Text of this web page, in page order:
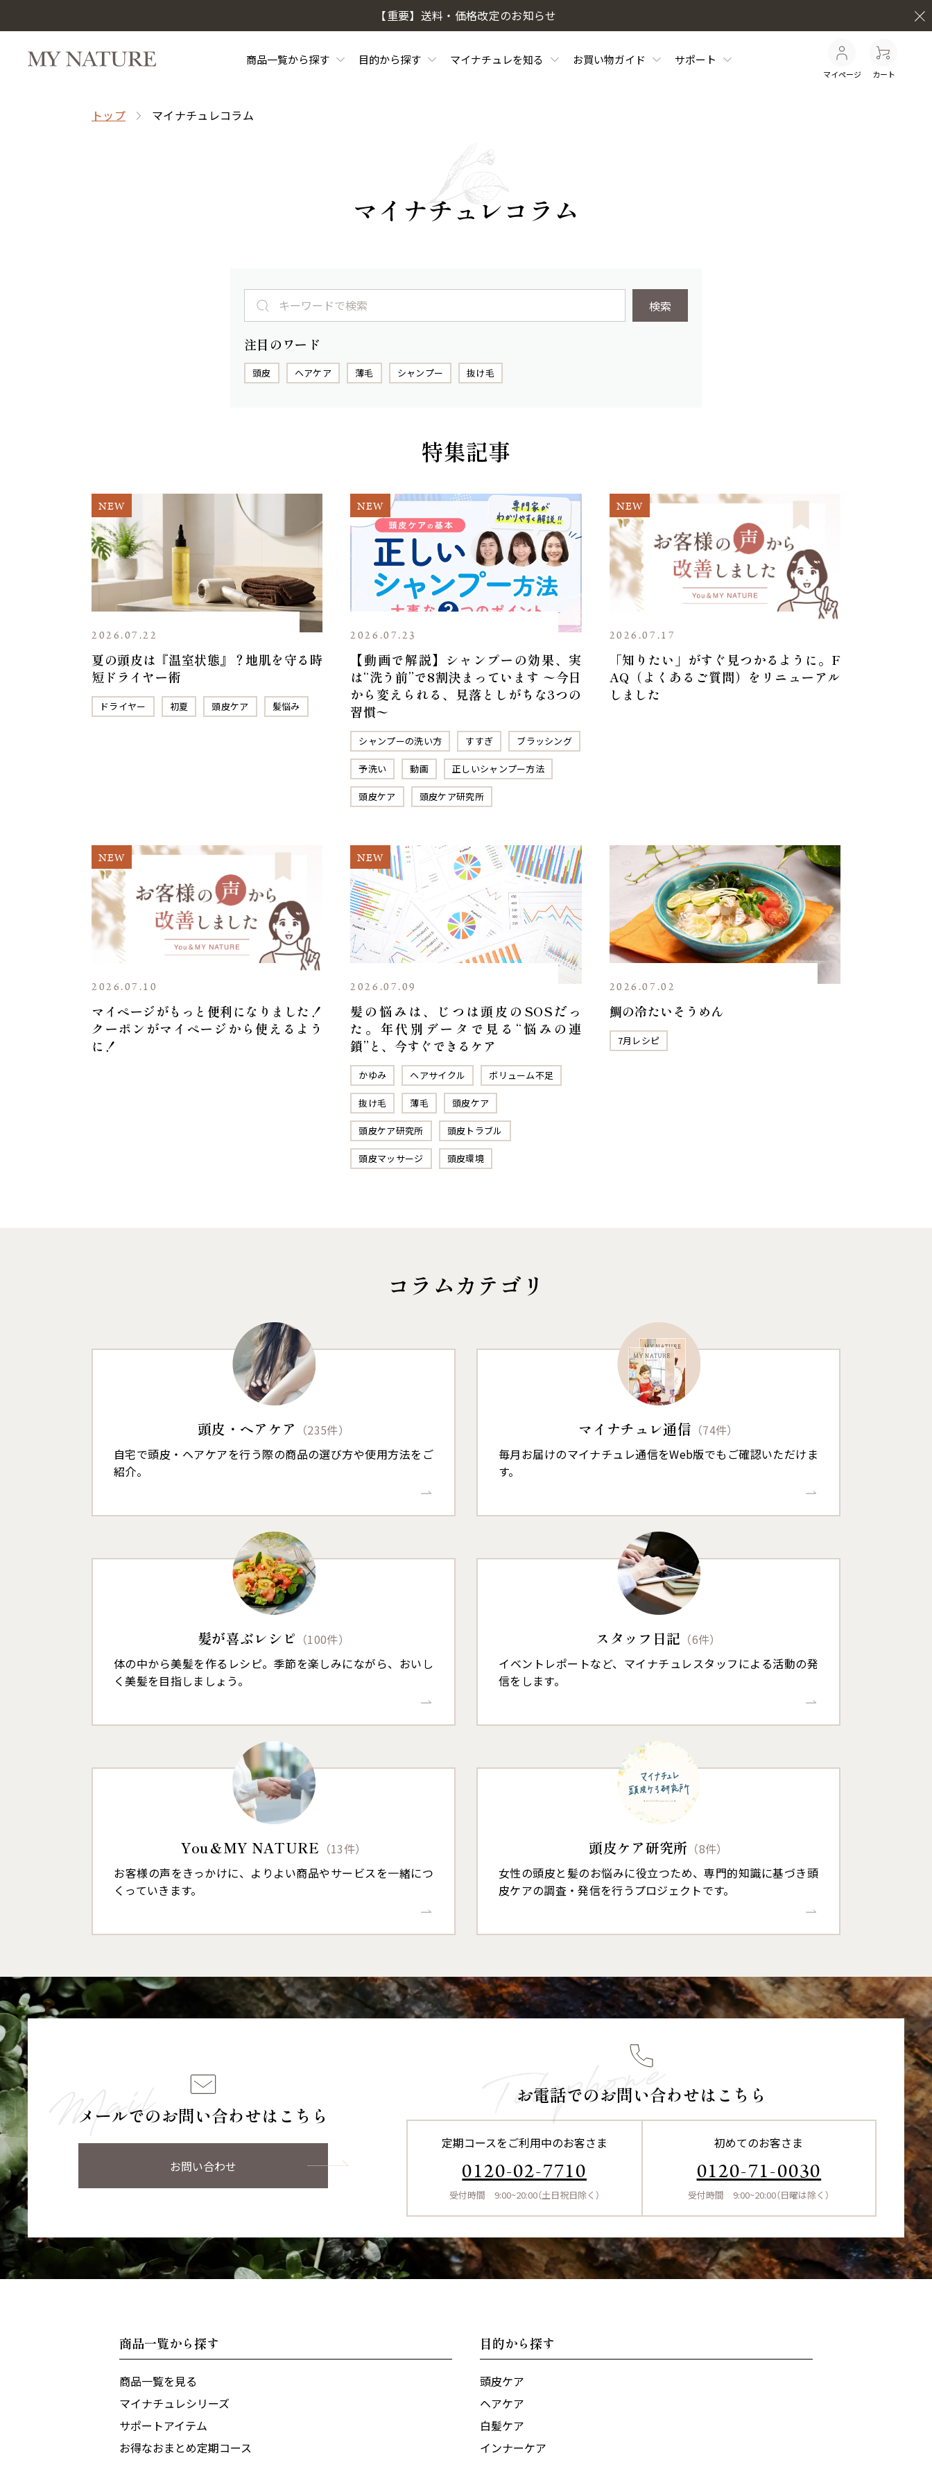
【重要】送料・価格改定のお知らせ
商品一覧から探す 目的から探す マイナチュレを知る お買い物ガイド サポート
マイページ カート
トップ マイナチュレコラム
マイナチュレコラム
検索
注目のワード
頭皮 ヘアケア 薄毛 シャンプー 抜け毛
特集記事
2026.07.22
夏の頭皮は『温室状態』？地肌を守る時
短ドライヤー術
ドライヤー 初夏 頭皮ケア 髪悩み
2026.07.23
【動画で解説】シャンプーの効果、実
は“洗う前”で8割決まっています 〜今日
から変えられる、見落としがちな3つの
習慣〜
シャンプーの洗い方 すすぎ ブラッシング
予洗い 動画 正しいシャンプー方法
頭皮ケア 頭皮ケア研究所
2026.07.17
「知りたい」がすぐ見つかるように。F
AQ（よくあるご質問）をリニューアル
しました
2026.07.10
マイページがもっと便利になりました！
クーポンがマイページから使えるよう
に！
2026.07.09
髪の悩みは、じつは頭皮のSOSだっ
た。年代別データで見る“悩みの連
鎖”と、今すぐできるケア
かゆみ ヘアサイクル ボリューム不足
抜け毛 薄毛 頭皮ケア
頭皮ケア研究所 頭皮トラブル
頭皮マッサージ 頭皮環境
2026.07.02
鯛の冷たいそうめん
7月レシピ
コラムカテゴリ
頭皮・ヘアケア （235件）
自宅で頭皮・ヘアケアを行う際の商品の選び方や使用方法をご
紹介。
マイナチュレ通信 （74件）
毎月お届けのマイナチュレ通信をWeb版でもご確認いただけま
す。
髪が喜ぶレシピ （100件）
体の中から美髪を作るレシピ。季節を楽しみにながら、おいし
く美髪を目指しましょう。
スタッフ日記 （6件）
イベントレポートなど、マイナチュレスタッフによる活動の発
信をします。
You＆MY NATURE （13件）
お客様の声をきっかけに、よりよい商品やサービスを一緒につ
くっていきます。
頭皮ケア研究所 （8件）
女性の頭皮と髪のお悩みに役立つため、専門的知識に基づき頭
皮ケアの調査・発信を行うプロジェクトです。
メールでのお問い合わせはこちら
お問い合わせ
お電話でのお問い合わせはこちら
定期コースをご利用中のお客さま
0120-02-7710
受付時間 9:00~20:00（土日祝日除く）
初めてのお客さま
0120-71-0030
受付時間 9:00~20:00（日曜は除く）
商品一覧から探す
商品一覧を見る
マイナチュレシリーズ
サポートアイテム
お得なおまとめ定期コース
目的から探す
頭皮ケア
ヘアケア
白髪ケア
インナーケア